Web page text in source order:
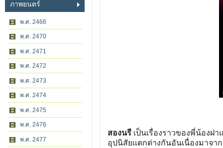
ภาพยนตร์
พ.ศ. 2466
พ.ศ. 2470
พ.ศ. 2471
พ.ศ. 2472
พ.ศ. 2473
พ.ศ. 2474
พ.ศ. 2475
พ.ศ. 2476
พ.ศ. 2477
สองนรี เป็นเรื่องราวของพี่น้องฝ
อุปนิสัยแตกต่างกันอันเนื่องมาจา